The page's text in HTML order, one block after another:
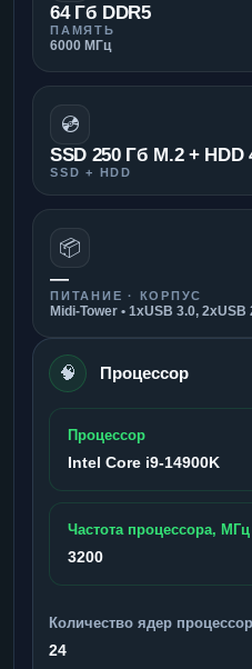
64 Гб DDR5
ПАМЯТЬ
6000 МГц
💿
SSD 250 Гб M.2 + HDD
SSD + HDD
📦
—
ПИТАНИЕ · КОРПУС
Midi-Tower • 1xUSB 3.0, 2xUSB
🧠 Процессор
Процессор
Intel Core i9-14900K
Частота процессора, МГц
3200
Количество ядер
24